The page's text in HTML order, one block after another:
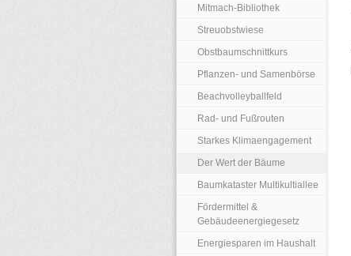
Mitmach-Bibliothek
Streuobstwiese
Obstbaumschnittkurs
Pflanzen- und Samenbörse
Beachvolleyballfeld
Rad- und Fußrouten
Starkes Klimaengagement
Der Wert der Bäume
Baumkataster Multikultiallee
Fördermittel &
Gebäudeenergiegesetz
Energiesparen im Haushalt